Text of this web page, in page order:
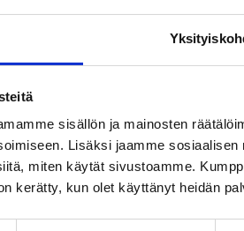
sisällön ja mainosten
Lisäksi jaamme
miten käytät sivustoamme.
kerätty, kun olet käyttänyt heidän
Simulaattori
13.11.2024